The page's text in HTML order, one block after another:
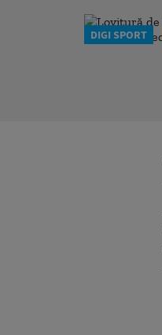
DIGI SPORT